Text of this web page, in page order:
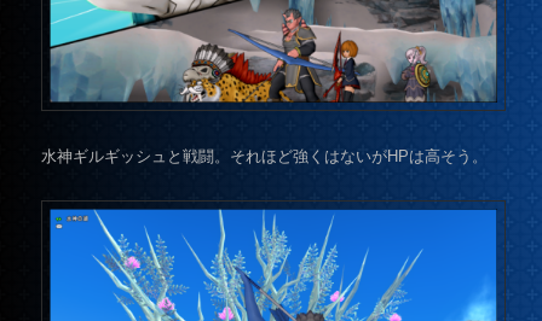
水神ギルギッシュと戦闘。それほど強くはないがHPは高そう。